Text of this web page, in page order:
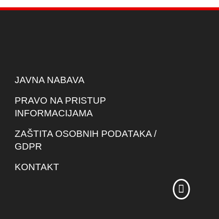
JAVNA NABAVA
PRAVO NA PRISTUP
INFORMACIJAMA
ZAŠTITA OSOBNIH PODATAKA /
GDPR
KONTAKT